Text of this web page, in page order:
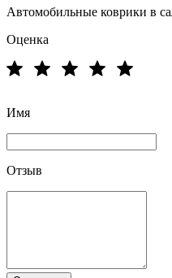
Автомобильные коврики в
Оценка
Имя
Отзыв